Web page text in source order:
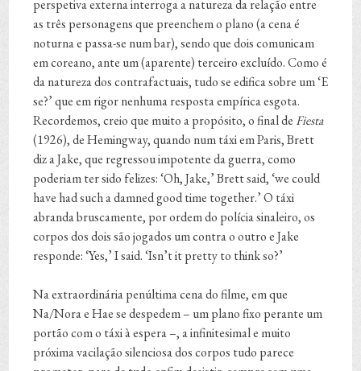
perspetiva externa interroga a natureza da relação entre
as três personagens que preenchem o plano (a cena é
noturna e passa-se num bar), sendo que dois comunicam
em coreano, ante um (aparente) terceiro excluído. Como é
da natureza dos contrafactuais, tudo se edifica sobre um ‘E
se?’ que em rigor nenhuma resposta empírica esgota.
Recordemos, creio que muito a propósito, o final de Fiesta
(1926), de Hemingway, quando num táxi em Paris, Brett
diz a Jake, que regressou impotente da guerra, como
poderiam ter sido felizes: ‘Oh, Jake,’ Brett said, ‘we could
have had such a damned good time together.’ O táxi
abranda bruscamente, por ordem do polícia sinaleiro, os
corpos dos dois são jogados um contra o outro e Jake
responde: ‘Yes,’ I said. ‘Isn’t it pretty to think so?’
Na extraordinária penúltima cena do filme, em que
Na/Nora e Hae se despedem – um plano fixo perante um
portão com o táxi à espera –, a infinitesimal e muito
próxima vacilação silenciosa dos corpos tudo parece